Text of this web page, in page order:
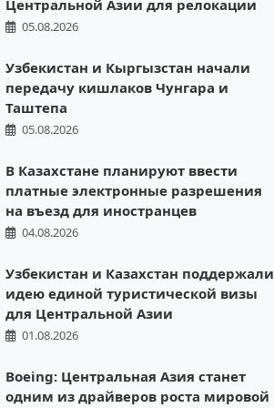
Центральной Азии для релокации
05.08.2026
Узбекистан и Кыргызстан начали
передачу кишлаков Чунгара и
Таштепа
05.08.2026
В Казахстане планируют ввести
платные электронные разрешения
на въезд для иностранцев
04.08.2026
Узбекистан и Казахстан поддержали
идею единой туристической визы
для Центральной Азии
01.08.2026
Boeing: Центральная Азия станет
одним из драйверов роста мировой